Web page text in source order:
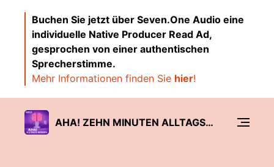
Buchen Sie jetzt über Seven.One Audio eine
individuelle Native Producer Read Ad,
gesprochen von einer authentischen
Sprecherstimme.
Mehr Informationen finden Sie hier!
AHA! ZEHN MINUTEN ALLTAGS-WISSEN